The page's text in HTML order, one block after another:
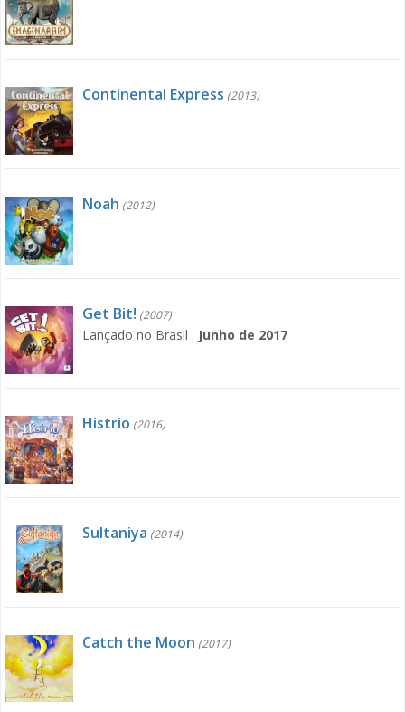
Continental Express (2013)
Noah (2012)
Get Bit! (2007)
Lançado no Brasil : Junho de 2017
Histrio (2016)
Sultaniya (2014)
Catch the Moon (2017)